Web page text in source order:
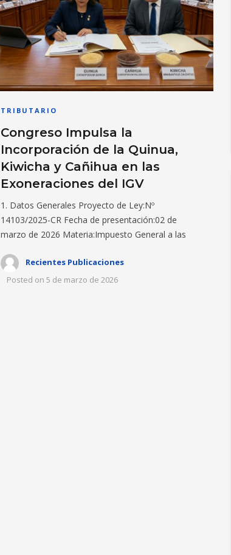
TRIBUTARIO
Congreso Impulsa la
Incorporación de la Quinua,
Kiwicha y Cañihua en las
Exoneraciones del IGV
1. Datos Generales Proyecto de Ley:Nº
14103/2025-CR Fecha de presentación:02 de
marzo de 2026 Materia:Impuesto General a las
Recientes Publicaciones
Posted on 5 de marzo de 2026